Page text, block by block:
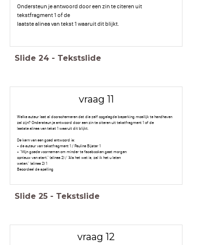
Ondersteun je antwoord door een zin te citeren uit
tekstfragment 1 of de
laatste alinea van tekst 1 waaruit dit blijkt.
Slide 24 - Tekstslide
vraag 11
Welke auteur laat al doorschemeren dat die zelf opgelegde beperking moeilijk te handhaven
zal zijn? Ondersteun je antwoord door een zin te citeren uit tekstfragment 1 of de
laatste alinea van tekst 1 waaruit dit blijkt.
De kern van een goed antwoord is:
• de auteur van tekstfragment 1 / Pauline Bijster 1
• “Mijn goede voornemen om minder te facebooken gaat morgen
opnieuw van start.” (alinea 2) / “Als het wat is, zal ik het u laten
weten.” (alinea 2) 1
Beoordeel de spelling
Slide 25 - Tekstslide
vraag 12